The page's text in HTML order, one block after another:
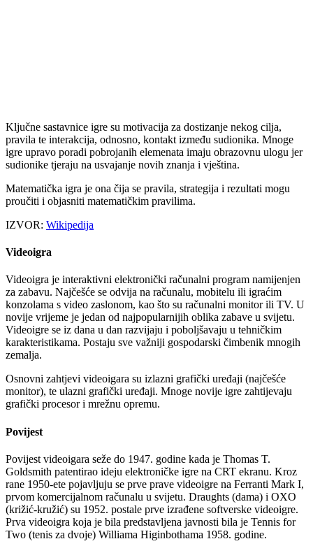
Ključne sastavnice igre su motivacija za dostizanje nekog cilja,
pravila te interakcija, odnosno, kontakt između sudionika. Mnoge
igre upravo poradi pobrojanih elemenata imaju obrazovnu ulogu jer
sudionike tjeraju na usvajanje novih znanja i vještina.
Matematička igra je ona čija se pravila, strategija i rezultati mogu
proučiti i objasniti matematičkim pravilima.
IZVOR: Wikipedija
Videoigra
Videoigra je interaktivni elektronički računalni program namijenjen
za zabavu. Najčešće se odvija na računalu, mobitelu ili igraćim
konzolama s video zaslonom, kao što su računalni monitor ili TV. U
novije vrijeme je jedan od najpopularnijih oblika zabave u svijetu.
Videoigre se iz dana u dan razvijaju i poboljšavaju u tehničkim
karakteristikama. Postaju sve važniji gospodarski čimbenik mnogih
zemalja.
Osnovni zahtjevi videoigara su izlazni grafički uređaji (najčešće
monitor), te ulazni grafički uređaji. Mnoge novije igre zahtijevaju
grafički procesor i mrežnu opremu.
Povijest
Povijest videoigara seže do 1947. godine kada je Thomas T.
Goldsmith patentirao ideju elektroničke igre na CRT ekranu. Kroz
rane 1950-ete pojavljuju se prve prave videoigre na Ferranti Mark I,
prvom komercijalnom računalu u svijetu. Draughts (dama) i OXO
(križić-kružić) su 1952. postale prve izrađene softverske videoigre.
Prva videoigra koja je bila predstavljena javnosti bila je Tennis for
Two (tenis za dvoje) Williama Higinbothama 1958. godine.